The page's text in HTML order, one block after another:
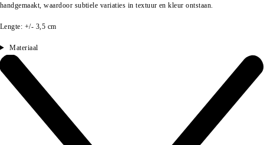
handgemaakt, waardoor subtiele variaties in textuur en kleur ontstaan.
Lengte: +/- 3,5 cm
Materiaal